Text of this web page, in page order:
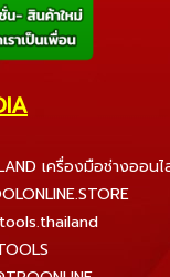
เครื่องมือช่างออน